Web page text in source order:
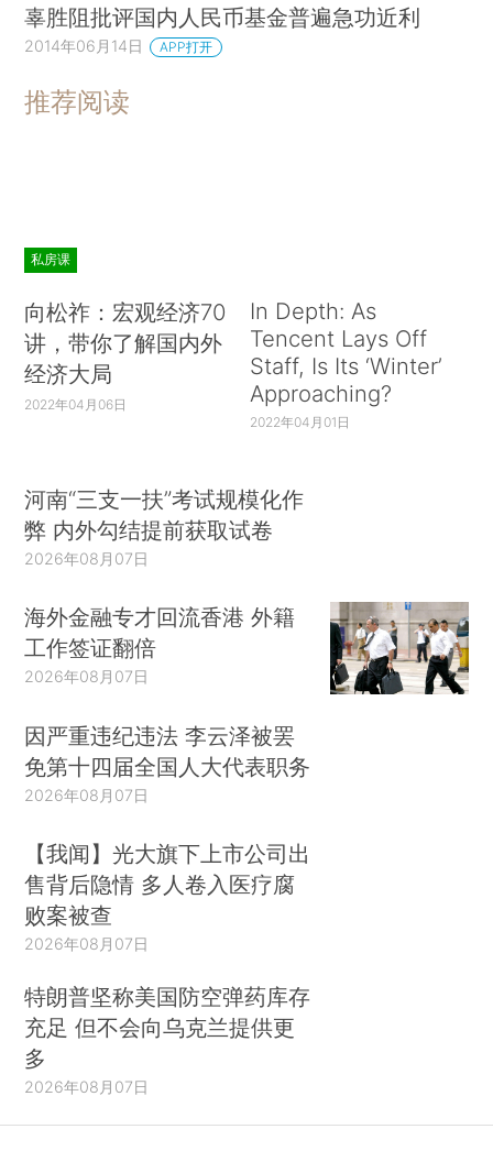
辜胜阻批评国内人民币基金普遍急功近利
2014年06月14日 APP打开
推荐阅读
私房课
向松祚：宏观经济70
讲，带你了解国内外
经济大局
2022年04月06日
In Depth: As
Tencent Lays Off
Staff, Is Its ‘Winter’
Approaching?
2022年04月01日
河南“三支一扶”考试规模化作
弊 内外勾结提前获取试卷
2026年08月07日
海外金融专才回流香港 外籍
工作签证翻倍
2026年08月07日
因严重违纪违法 李云泽被罢
免第十四届全国人大代表职务
2026年08月07日
【我闻】光大旗下上市公司出
售背后隐情 多人卷入医疗腐
败案被查
2026年08月07日
特朗普坚称美国防空弹药库存
充足 但不会向乌克兰提供更
多
2026年08月07日